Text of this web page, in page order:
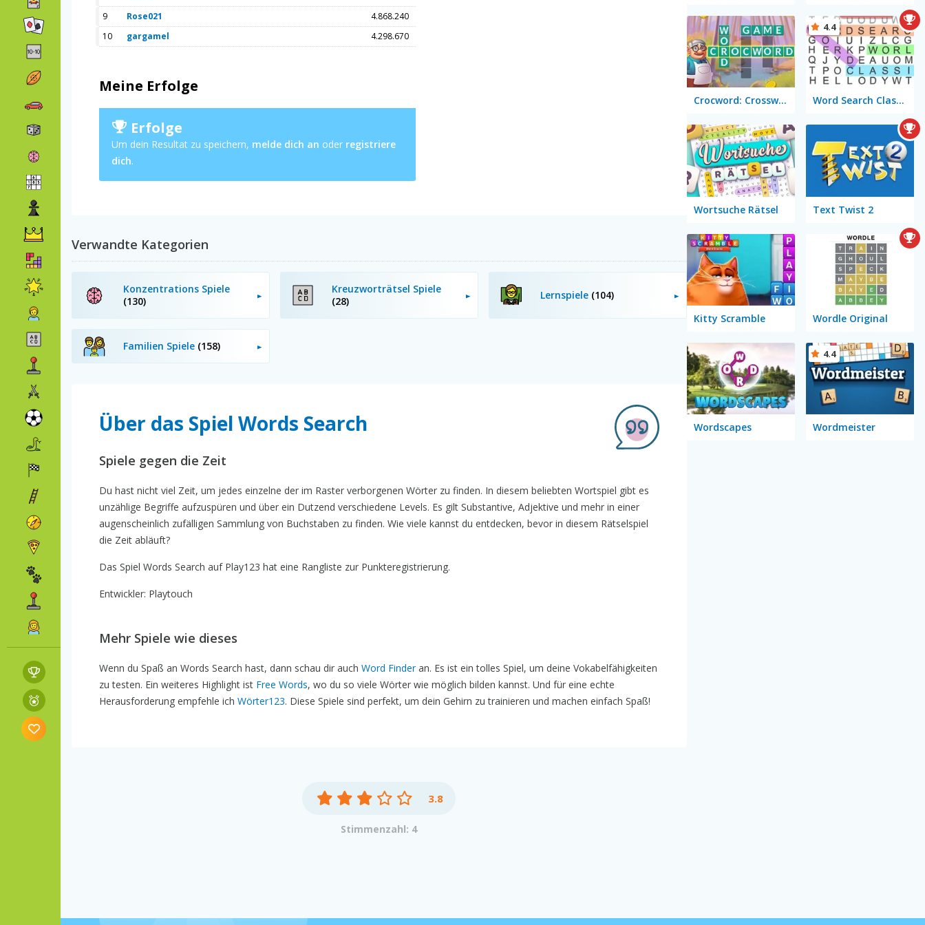
9
Rose021
4.868.240
10
gargamel 4.298.670
Meine Erfolge
Erfolge
Um dein Resultat zu speichern, melde dich an oder registriere
dich.
Verwandte Kategorien
Konzentrations Spiele
(130)
Kreuzworträtsel Spiele
(28)
Lernspiele (104)
Familien Spiele (158)
Über das Spiel Words Search
Spiele gegen die Zeit
Du hast nicht viel Zeit, um jedes einzelne der im Raster verborgenen Wörter zu finden. In diesem beliebten Wortspiel gibt es
unzählige Begriffe aufzuspüren und über ein Dutzend verschiedene Levels. Es gilt Substantive, Adjektive und mehr in einer
augenscheinlich zufälligen Sammlung von Buchstaben zu finden. Wie viele kannst du entdecken, bevor in diesem Rätselspiel
die Zeit abläuft?
Das Spiel Words Search auf Play123 hat eine Rangliste zur Punkteregistrierung.
Entwickler: Playtouch
Mehr Spiele wie dieses
Wenn du Spaß an Words Search hast, dann schau dir auch Word Finderan. Es ist ein tolles Spiel, um deine Vokabelfähigkeiten
zu testen. Ein weiteres Highlight ist Free Words, wo du so viele Wörter wie möglich bilden kannst. Und für eine echte
Herausforderung empfehle ich Wörter123. Diese Spiele sind perfekt, um dein Gehirn zu trainieren und machen einfach Spaß!
3.8
Stimmenzahl: 4
Crocword: Crossword Puzzle Game Word Search Classic
4.4
Wortsuche Rätsel Text Twist 2
Kitty Scramble Wordle Original
Wordscapes Wordmeister
4.4